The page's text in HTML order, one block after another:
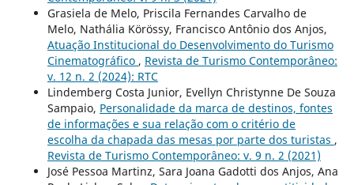
Grasiela de Melo, Priscila Fernandes Carvalho de
Melo, Nathália Körössy, Francisco Antônio dos Anjos,
Atuação Institucional do Desenvolvimento do Turismo
Cinematográfico , Revista de Turismo Contemporâneo:
v. 12 n. 2 (2024): RTC
Lindemberg Costa Junior, Evellyn Christynne De Souza
Sampaio, Personalidade da marca de destinos, fontes
de informações e sua relação com o critério de
escolha da chapada das mesas por parte dos turistas ,
Revista de Turismo Contemporâneo: v. 9 n. 2 (2021)
José Pessoa Martinz, Sara Joana Gadotti dos Anjos, Ana